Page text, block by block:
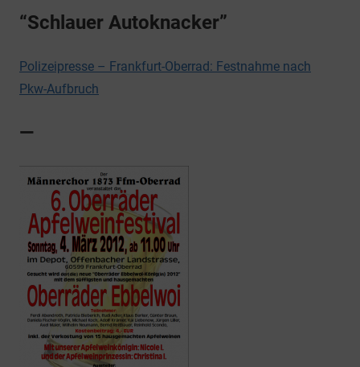
“Schlauer Autoknacker”
Polizeipresse – Frankfurt-Oberrad: Festnahme nach
Pkw-Aufbruch
—